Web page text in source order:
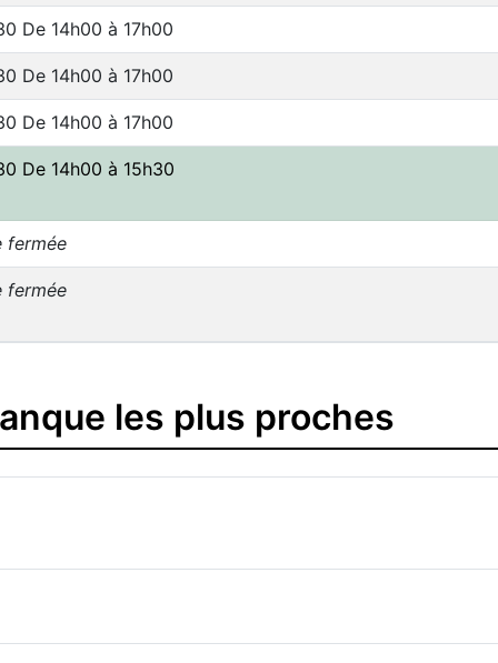
De 14h00 à 17h00
De 14h00 à 17h00
De 14h00 à 17h00
De 14h00 à 15h30
fermée
fermée
les plus proches